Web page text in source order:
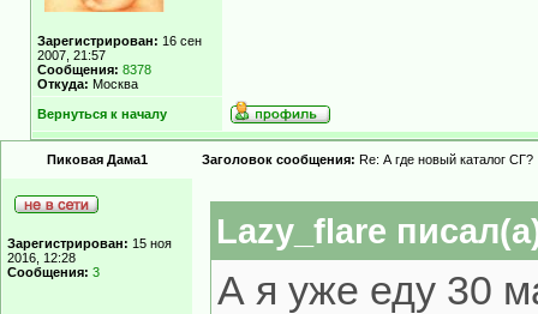
Зарегистрирован: 16 сен
2007, 21:57
Сообщения: 8378
Откуда: Москва
Вернуться к началу
Пиковая Дама1 Заголовок сообщения: Re: А где новый каталог СГ?
Зарегистрирован: 15 ноя
2016, 12:28
Сообщения: 3
Lazy_flare
А я уже еду 30